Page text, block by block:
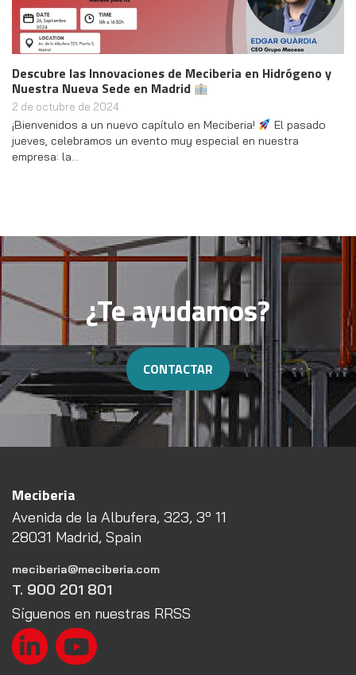
Descubre las Innovaciones de Meciberia en Hidrógeno y
Nuestra Nueva Sede en Madrid
2 de octubre de 2024
¡Bienvenidos a un nuevo capítulo en Meciberia!
El pasado
jueves, celebramos un evento muy especial en nuestra
empresa: la…
¿Te ayudamos?
CONTACTAR
Meciberia
Avenida de la Albufera, 323, 3º 11
28031 Madrid, Spain
meciberia@meciberia.com
T. 900 201 801
Síguenos en nuestras RRSS